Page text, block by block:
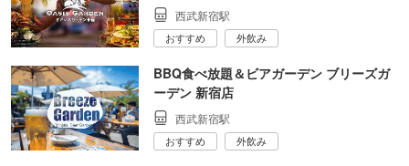
西武新宿駅
おすすめ 外飲み
BBQ食べ放題＆ビアガーデン ブリーズガ
ーデン 新宿店
西武新宿駅
おすすめ 外飲み